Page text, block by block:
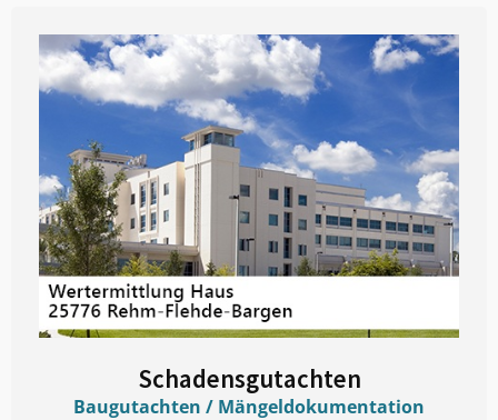
Schadensgutachten
Baugutachten / Mängeldokumentation